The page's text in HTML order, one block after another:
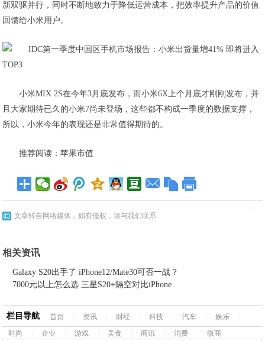
新双驱并行，同时不断地致力于降低运营成本，把效率提升产品的价值
回馈给小米用户。
小米MIX 2S在今年3月底发布，而小米6X上个月底才刚刚发布，并
且大家期待已久的小米7尚未登场，这些都不构成一季度的数据支撑，
所以，小米今年的表现还是非常值得期待的。
推荐阅读：苹果市值
文章转自网络媒体，如有侵权，请与我们联系
相关资讯
Galaxy S20出手了 iPhone12/Mate30可否一战？
7000元以上怎么选 三星S20+隔空对比iPhone
栏目导航 首页 资讯 财经 科技 汽车 娱乐
时尚
企业 游戏 美食 商讯 消费 微商